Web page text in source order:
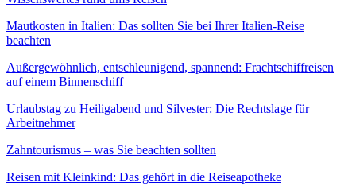
Mautkosten in Italien: Das sollten Sie bei Ihrer Italien-Reise
beachten
Außergewöhnlich, entschleunigend, spannend: Frachtschiffreisen
auf einem Binnenschiff
Urlaubstag zu Heiligabend und Silvester: Die Rechtslage für
Arbeitnehmer
Zahntourismus – was Sie beachten sollten
Reisen mit Kleinkind: Das gehört in die Reiseapotheke